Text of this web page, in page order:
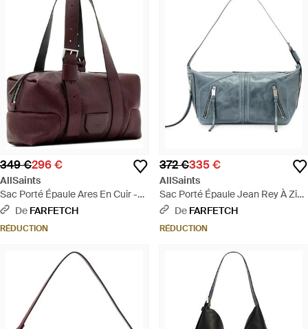
349 €296 €
AllSaints
Sac Porté Épaule Ares En Cuir -
Violet
De FARFETCH
RÉDUCTION
372 €335 €
AllSaints
Sac Porté Épaule Jean Rey À Zips
Multiples - Bleu
De FARFETCH
RÉDUCTION